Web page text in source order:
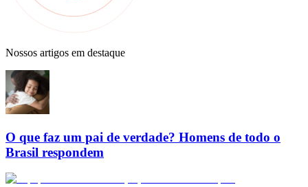
Nossos artigos em destaque
O que faz um pai de verdade? Homens de todo o
Brasil respondem